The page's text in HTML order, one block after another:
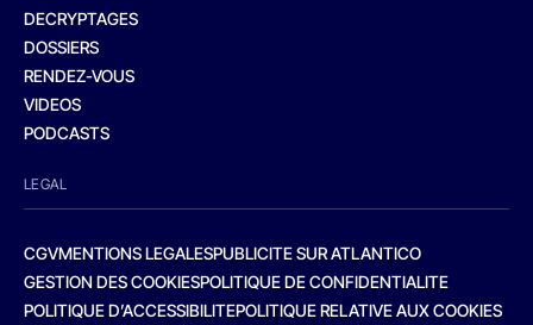
DECRYPTAGES
DOSSIERS
RENDEZ-VOUS
VIDEOS
PODCASTS
LEGAL
CGVMENTIONS LEGALESPUBLICITE SUR ATLANTICO
GESTION DES COOKIESPOLITIQUE DE CONFIDENTIALITE
POLITIQUE D’ACCESSIBILITEPOLITIQUE RELATIVE AUX COOKIES